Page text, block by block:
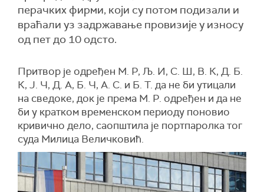
перачких фирми, који су потом подизали и
враћали уз задржавање провизије у износу
од пет до 10 одсто.
Притвор је одређен М. Р, Љ. И, С. Ш, В. К, Д. Б.
К, Ј. Ч, Д. А, Б. Ч, А. С. и Б. Т. да не би утицали
на сведоке, док је према М. Р. одређен и да не
би у кратком временском периоду поновио
кривично дело, саопштила је портпаролка тог
суда Милица Величковић.